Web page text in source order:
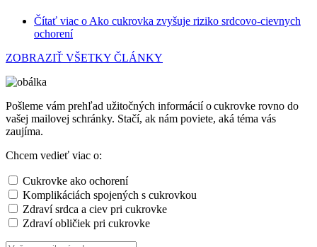
Čítať viac o Ako cukrovka zvyšuje riziko srdcovo-cievnych
ochorení
ZOBRAZIŤ VŠETKY ČLÁNKY
Pošleme vám prehľad užitočných informácií o cukrovke rovno do
vašej mailovej schránky. Stačí, ak nám poviete, aká téma vás
zaujíma.
Chcem vedieť viac o:
Cukrovke ako ochorení
Komplikáciách spojených s cukrovkou
Zdraví srdca a ciev pri cukrovke
Zdraví obličiek pri cukrovke